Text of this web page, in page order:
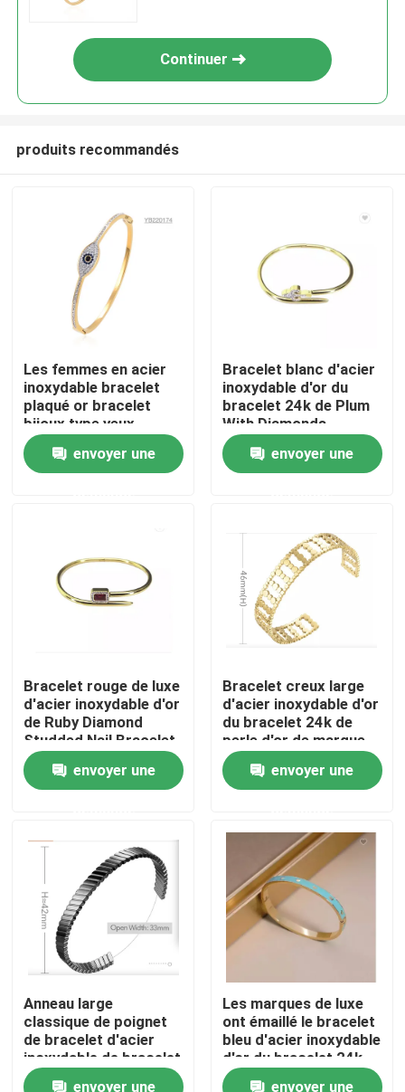
Accueil
Contacts
Produits
Bracelet en acier inoxydable en stock
Collier en acier inoxydable en stock
Boucle d'oreille en acier inoxydable en stock
Les bijoux en acier inoxydable sont en stock
Nouveau en stock
Ensemble de bijoux d'acier inoxydable
Continuer
produits recommandés
Les femmes en acier
inoxydable bracelet
plaqué or bracelet
bijoux type yeux
bracelets bracelets
envoyer une
Bracelet blanc d'acier
inoxydable d'or du
bracelet 24k de Plum
With Diamonds
Modified Nail
envoyer une
Bracelet rouge de luxe
d'acier inoxydable d'or
de Ruby Diamond
Studded Nail Bracelet
24k
envoyer une
Bracelet creux large
d'acier inoxydable d'or
du bracelet 24k de
perle d'or de marque
d'abondance
envoyer une
Anneau large
classique de poignet
de bracelet d'acier
inoxydable de bracelet
de couples de marque
envoyer une
Les marques de luxe
ont émaillé le bracelet
bleu d'acier inoxydable
d'or du bracelet 24k
de boucle d'amour
envoyer une